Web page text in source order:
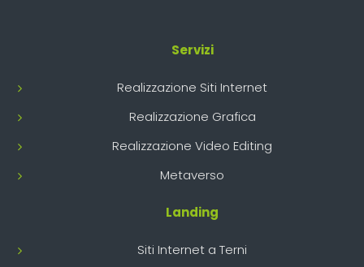
Servizi
Realizzazione Siti Internet
Realizzazione Grafica
Realizzazione Video Editing
Metaverso
Landing
Siti Internet a Terni